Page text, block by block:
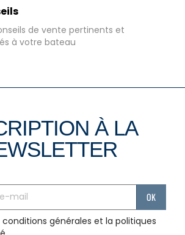
de vente pertinents et
à votre bateau
À LA
générales et la politiques